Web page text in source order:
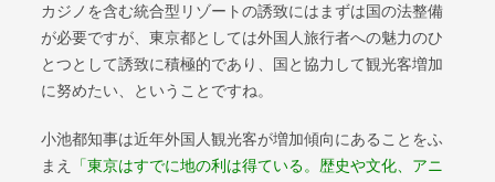
カジノを含む統合型リゾートの誘致にはまずは国の法整備
が必要ですが、東京都としては外国人旅行者への魅力のひ
とつとして誘致に積極的であり、国と協力して観光客増加
に努めたい、ということですね。
小池都知事は近年外国人観光客が増加傾向にあることをふ
まえ
「東京はすでに地の利は得ている。歴史や文化、アニ